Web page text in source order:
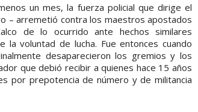
un mes, la fuerza policial que dirige el
– arremetió contra los maestros apostados
de lo ocurrido ante hechos similares
voluntad de lucha. Fue entonces cuando
desaparecieron los gremios y los
que debió recibir a quienes hace 15 años
por prepotencia de número y de militancia